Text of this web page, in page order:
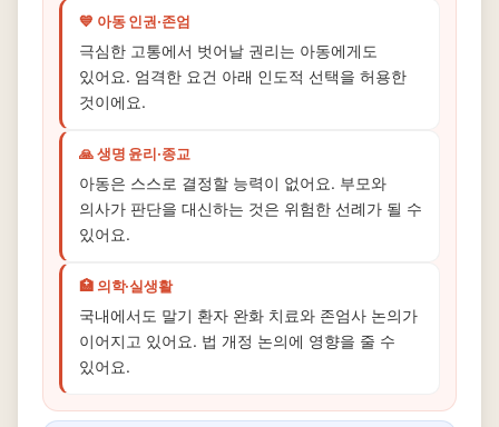
💙 아동 인권·존엄
극심한 고통에서 벗어날 권리는 아동에게도
있어요. 엄격한 요건 아래 인도적 선택을 허용한
것이에요.
🙏 생명 윤리·종교
아동은 스스로 결정할 능력이 없어요. 부모와
의사가 판단을 대신하는 것은 위험한 선례가 될 수
있어요.
🏥 의학·실생활
국내에서도 말기 환자 완화 치료와 존엄사 논의가
이어지고 있어요. 법 개정 논의에 영향을 줄 수
있어요.